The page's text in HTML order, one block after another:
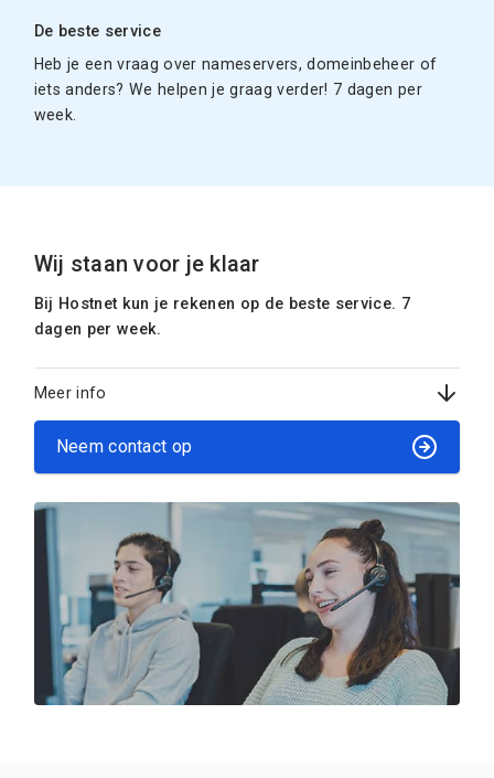
De beste service
Heb je een vraag over nameservers, domeinbeheer of
iets anders? We helpen je graag verder! 7 dagen per
week.
Wij staan voor je klaar
Bij Hostnet kun je rekenen op de beste service. 7
dagen per week.
Meer info
Neem contact op